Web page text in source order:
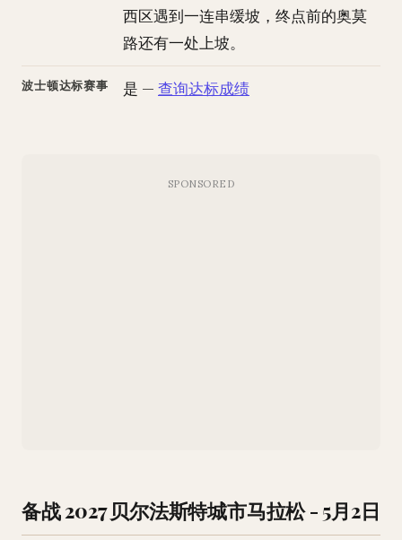
西区遇到一连串缓坡，终点前的奥莫
路还有一处上坡。
波士顿达标赛事 是 — 查询达标成绩
备战 2027 贝尔法斯特城市马拉松 - 5月2日